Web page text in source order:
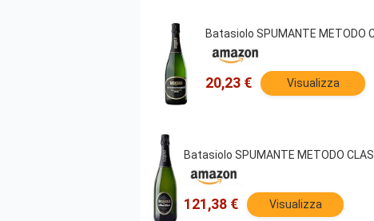
Batasiolo SPUMANTE METODO
20,23 € Visualizza
Batasiolo SPUMANTE METODO
121,38 € Visualizza